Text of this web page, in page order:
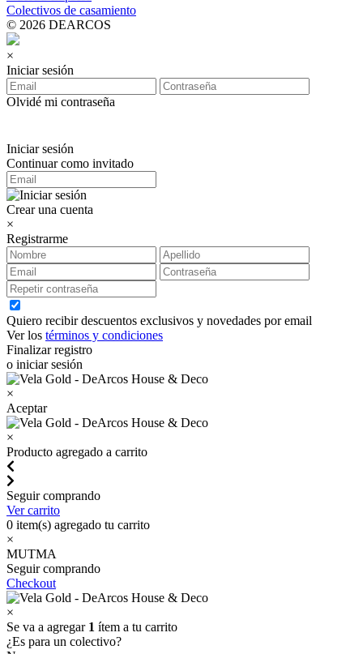
Colectivos de casamiento
© 2026 DEARCOS
×
Iniciar sesión
Olvidé mi contraseña
Iniciar sesión
Continuar como invitado
Crear una cuenta
×
Registrarme
Quiero recibir descuentos exclusivos y novedades por email
Ver los términos y condiciones
Finalizar registro
o iniciar sesión
×
Aceptar
×
Producto agregado a carrito
Seguir comprando
Ver carrito
0 item(s) agregado tu carrito
×
MUTMA
Seguir comprando
Checkout
×
Se va a agregar 1 ítem a tu carrito
¿Es para un colectivo?